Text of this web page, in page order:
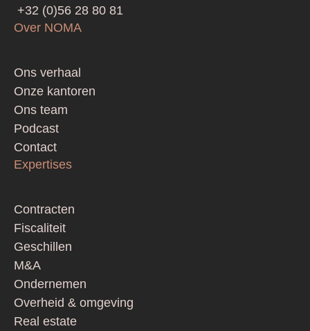
+32 (0)56 28 80 81
Over NOMA
Footer
Ons verhaal
Onze kantoren
Ons team
Podcast
Contact
Expertises
Contracten
Fiscaliteit
Geschillen
M&A
Ondernemen
Overheid & omgeving
Real estate